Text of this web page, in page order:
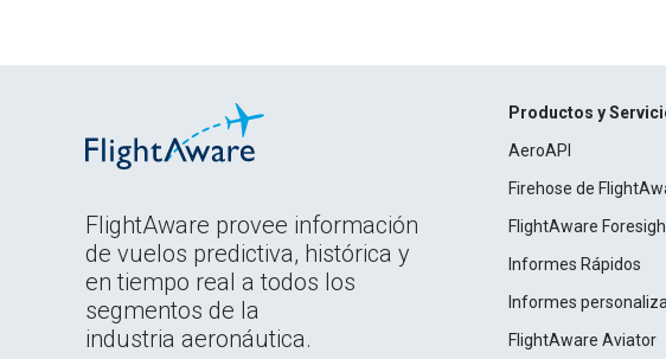
FlightAware provee información
de vuelos predictiva, histórica y
en tiempo real a todos los
segmentos de la
industria aeronáutica.
Productos y
AeroAPI
Firehose de
FlightAware
Informes Rápidos
Informes
FlightAware Aviator